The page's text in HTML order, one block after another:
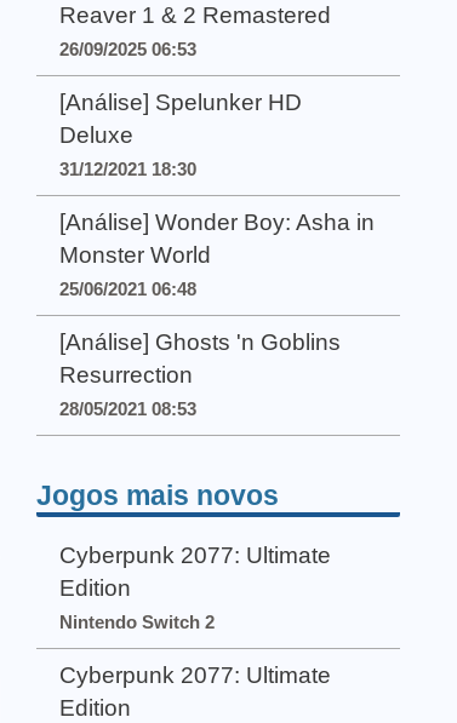
Reaver 1 & 2 Remastered
26/09/2025 06:53
[Análise] Spelunker HD
Deluxe
31/12/2021 18:30
[Análise] Wonder Boy: Asha in
Monster World
25/06/2021 06:48
[Análise] Ghosts 'n Goblins
Resurrection
28/05/2021 08:53
Jogos mais novos
Cyberpunk 2077: Ultimate
Edition
Nintendo Switch 2
Cyberpunk 2077: Ultimate
Edition